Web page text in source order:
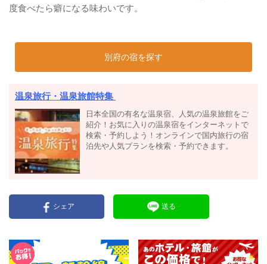
度食べたら癖になる味わいです。
別府の宿を探す
温泉旅行・温泉旅館特集
日本全国の有名な温泉宿、人気の温泉旅館をご
紹介！お気に入りの温泉宿をインターネットで
検索・予約しよう！オンラインで国内旅行の宿
泊先や人気プランを検索・予約できます。
シェア 送る